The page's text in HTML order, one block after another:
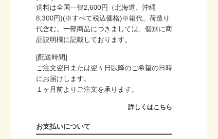
送料は全国一律2,600円（北海道、沖縄
8,300円)(※すべて税込価格)※箱代、荷造り
代含む。一部商品につきましては、個別に商
品説明欄に記載しております。
[配送時間]
ご注文翌日または翌々日以降のご希望の日時
にお届けします。
１ヶ月前よりご注文を承ります。
詳しくはこちら
お支払いについて